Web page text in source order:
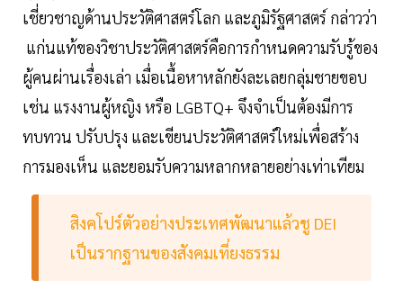
เชี่ยวชาญด้านประวัติศาสตร์โลก และภูมิรัฐศาสตร์ กล่าวว่า
แก่นแท้ของวิชาประวัติศาสตร์คือการกำหนดความรับรู้ของ
ผู้คนผ่านเรื่องเล่า เมื่อเนื้อหาหลักยังละเลยกลุ่มชายขอบ
เช่น แรงงานผู้หญิง หรือ LGBTQ+ จึงจำเป็นต้องมีการ
ทบทวน ปรับปรุง และเขียนประวัติศาสตร์ใหม่เพื่อสร้าง
การมองเห็น และยอมรับความหลากหลายอย่างเท่าเทียม
สิงคโปร์ตัวอย่างประเทศพัฒนาแล้วชู DEI
เป็นรากฐานของสังคมเที่ยงธรรม